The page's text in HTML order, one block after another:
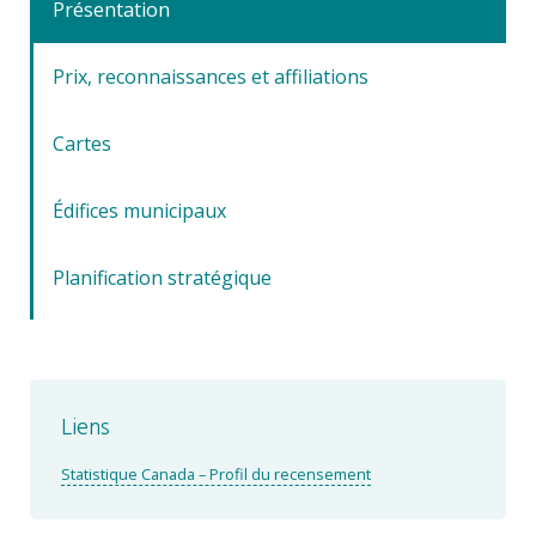
Présentation
Prix, reconnaissances et affiliations
Cartes
Édifices municipaux
Planification stratégique
Liens
Statistique Canada – Profil du recensement